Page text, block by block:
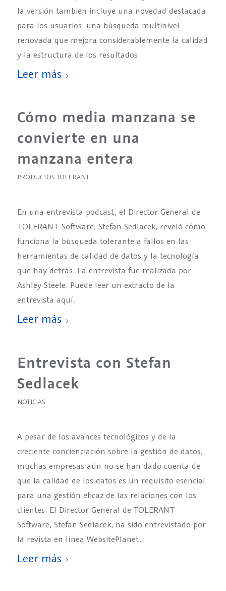
la versión también incluye una novedad destacada
para los usuarios: una búsqueda multinivel
renovada que mejora considerablemente la calidad
y la estructura de los resultados.
Leer más
Cómo media manzana se
convierte en una
manzana entera
PRODUCTOS TOLERANT
En una entrevista podcast, el Director General de
TOLERANT Software, Stefan Sedlacek, reveló cómo
funciona la búsqueda tolerante a fallos en las
herramientas de calidad de datos y la tecnología
que hay detrás. La entrevista fue realizada por
Ashley Steele. Puede leer un extracto de la
entrevista aquí.
Leer más
Entrevista con Stefan
Sedlacek
NOTICIAS
A pesar de los avances tecnológicos y de la
creciente concienciación sobre la gestión de datos,
muchas empresas aún no se han dado cuenta de
que la calidad de los datos es un requisito esencial
para una gestión eficaz de las relaciones con los
clientes. El Director General de TOLERANT
Software, Stefan Sedlacek, ha sido entrevistado por
la revista en línea WebsitePlanet.
Leer más